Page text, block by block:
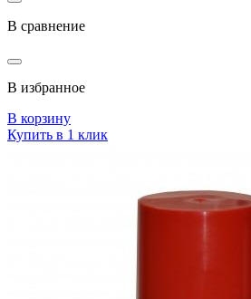
В сравнение
В избранное
В корзину
Купить в 1 клик